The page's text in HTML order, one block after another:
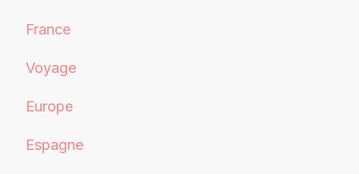
France
Voyage
Europe
Espagne